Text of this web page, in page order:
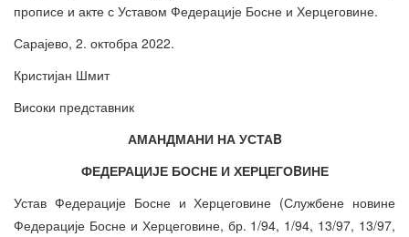
прописе и акте с Уставом Федерације Босне и Херцеговине.
Сарајево, 2. октобра 2022.
Кристијан Шмит
Високи представник
АМАНДМАНИ НА УСТАB
ФЕДЕРАЦИЈЕ БОСНЕ И ХЕРЦЕГОBИНЕ
Устав Федерације Босне и Херцеговине (Службене новине
Федерације Босне и Херцеговине, бр. 1/94, 1/94, 13/97, 13/97,